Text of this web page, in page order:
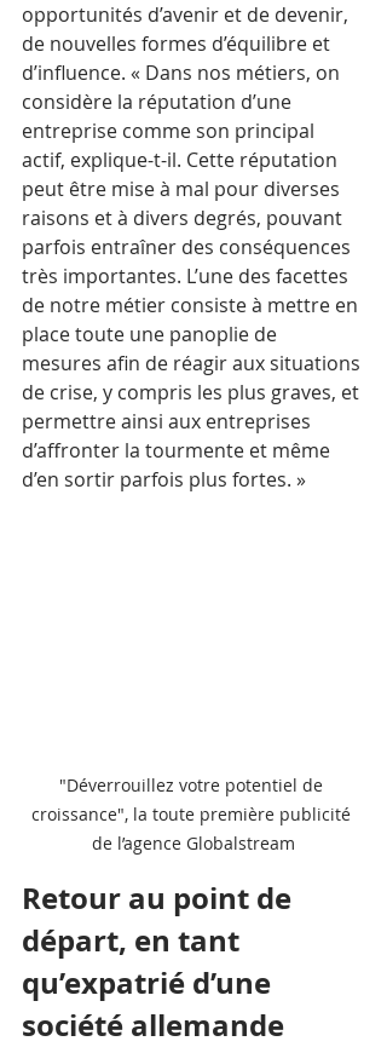
opportunités d’avenir et de devenir,
de nouvelles formes d’équilibre et
d’influence. « Dans nos métiers, on
considère la réputation d’une
entreprise comme son principal
actif, explique-t-il. Cette réputation
peut être mise à mal pour diverses
raisons et à divers degrés, pouvant
parfois entraîner des conséquences
très importantes. L’une des facettes
de notre métier consiste à mettre en
place toute une panoplie de
mesures afin de réagir aux situations
de crise, y compris les plus graves, et
permettre ainsi aux entreprises
d’affronter la tourmente et même
d’en sortir parfois plus fortes. »
"Déverrouillez votre potentiel de
croissance", la toute première publicité
de l’agence Globalstream
Retour au point de
départ, en tant
qu’expatrié d’une
société allemande